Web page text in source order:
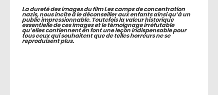
La dureté des images du film Les camps de concentration
nazis, nous incite à le déconseiller aux enfants ainsi qu’à un
public impressionnable. Toutefois la valeur historique
essentielle de ces images et le témoignage irréfutable
qu’elles contiennent en font une leçon indispensable pour
tous ceux qui souhaitent que de telles horreurs ne se
reproduisent plus.